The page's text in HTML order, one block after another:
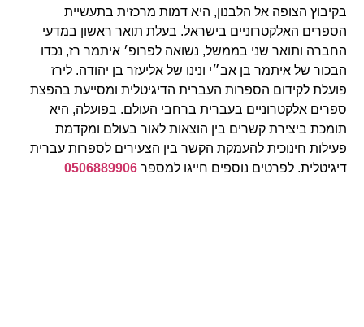
בקיבוץ הצופה אל הלבנון, היא דמות מרכזית בתעשיית
הספרים האלקטרוניים בישראל. בעלת תואר ראשון במדעי
החברה ותואר שני בממשל, נשואה לפרופ׳ איתמר רז, נכדו
הבכור של איתמר בן אב״י ונינו של אליעזר בן יהודה. לירז
פועלת לקידום הספרות העברית הדיגיטלית ומסייעת בהפצת
ספרים אלקטרוניים בעברית ברחבי העולם. בפועלה, היא
תומכת ביצירת קשרים בין הוצאות לאור בעולם ומקדמת
פעילות חינוכית להעמקת הקשר בין הצעירים לספרות עברית
דיגיטלית. לפרטים נוספים חייגו למספר 0506889906